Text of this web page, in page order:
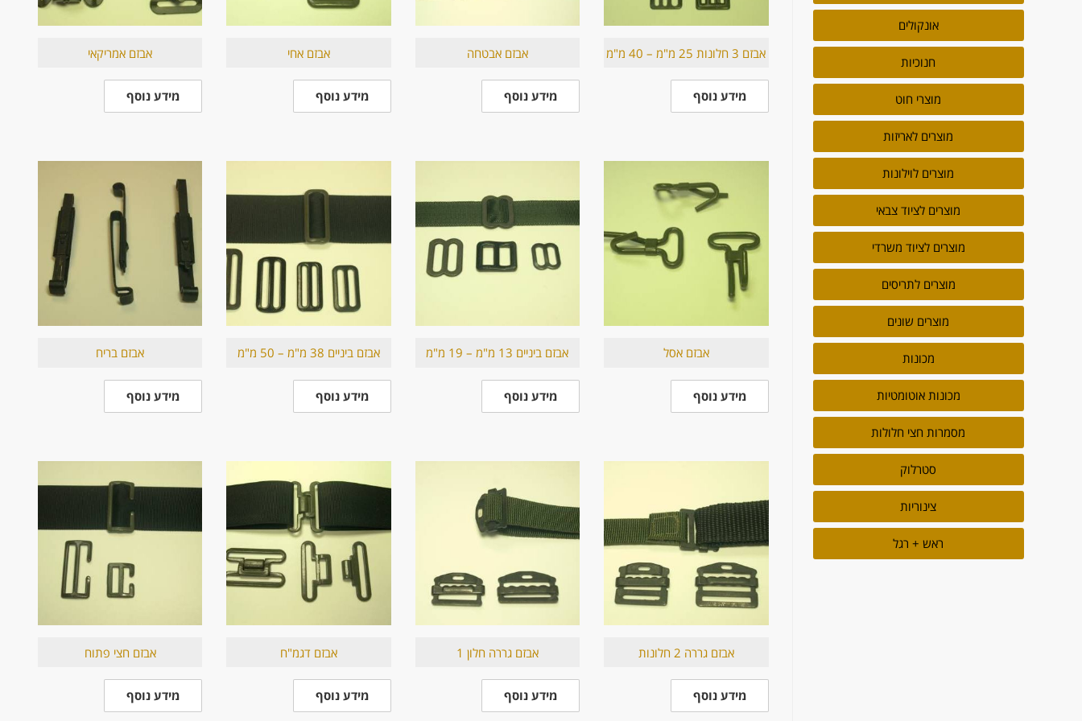
אבזם 3 חלונות 25 מ"מ – 40 מ"מ
מידע נוסף
אבזם אבטחה
מידע נוסף
אבזם אחי
מידע נוסף
אבזם אמריקאי
מידע נוסף
אבזם אסל
מידע נוסף
אבזם ביניים 13 מ"מ – 19 מ"מ
מידע נוסף
אבזם ביניים 38 מ"מ – 50 מ"מ
מידע נוסף
אבזם בריח
מידע נוסף
אבזם גררה 2 חלונות
מידע נוסף
אבזם גררה חלון 1
מידע נוסף
אבזם דגמ"ח
מידע נוסף
אבזם חצי פתוח
מידע נוסף
אונקולים
חנוכיות
מוצרי חוט
מוצרים לאריזות
מוצרים לוילונות
מוצרים לציוד צבאי
מוצרים לציוד משרדי
מוצרים לתריסים
מוצרים שונים
מכונות
מכונות אוטומטיות
מסמרות חצי חלולות
סטרלוק
צינוריות
ראש + רגל